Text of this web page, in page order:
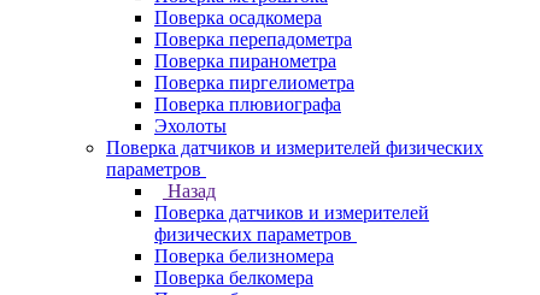
Поверка осадкомера
Поверка перепадометра
Поверка пиранометра
Поверка пиргелиометра
Поверка плювиографа
Эхолоты
Поверка датчиков и измерителей физических
параметров
Назад
Поверка датчиков и измерителей
физических параметров
Поверка белизномера
Поверка белкомера